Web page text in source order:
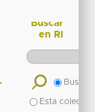
Buscar
en RI
Buscar
Esta